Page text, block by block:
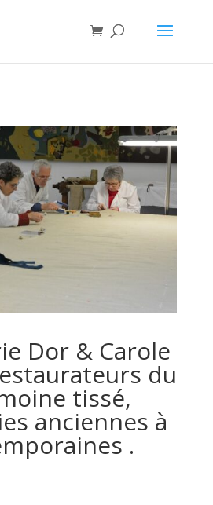
Dor & Carole
du
tissé,
anciennes à
.